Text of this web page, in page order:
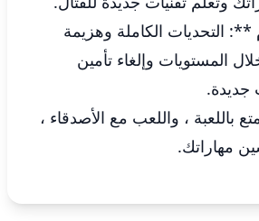
التحديات الكاملة وهزيمة
المستويات وإلغاء تأمين
باللعبة ، واللعب مع الأصدقاء ،
مهاراتك.